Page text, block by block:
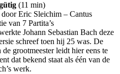
(11 min)
Eric Sleichim – Cantus
van 7 Partita’s
Johann Sebastian Bach deze
schreef toen hij 25 was. De
grootmeester leidt hier eens te
dat bekend staat als één van de
werk.